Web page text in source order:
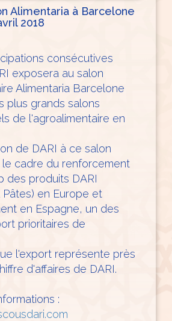
Alimentaria à Barcelone
2018
consécutives
exposera au salon
Alimentaria Barcelone
plus grands salons
de l'agroalimentaire en
de DARI à ce salon
le cadre du renforcement
des produits DARI
Pâtes) en Europe et
en Espagne, un des
prioritaires de
l'export représente près
d'affaires de DARI.
: